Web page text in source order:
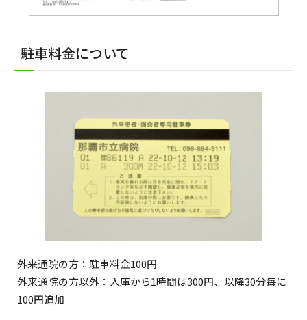
駐車料金について
外来通院の方：駐車料金100円
外来通院の方以外：入庫から1時間は300円、以降30分毎に
100円追加